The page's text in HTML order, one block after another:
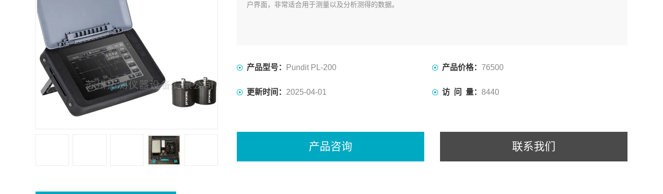
户界面，非常适合用于测量以及分析测得的数据。
产品型号： Pundit PL-200 产品价格： 76500
更新时间： 2025-04-01 访 问 量： 8440
产品咨询 联系我们